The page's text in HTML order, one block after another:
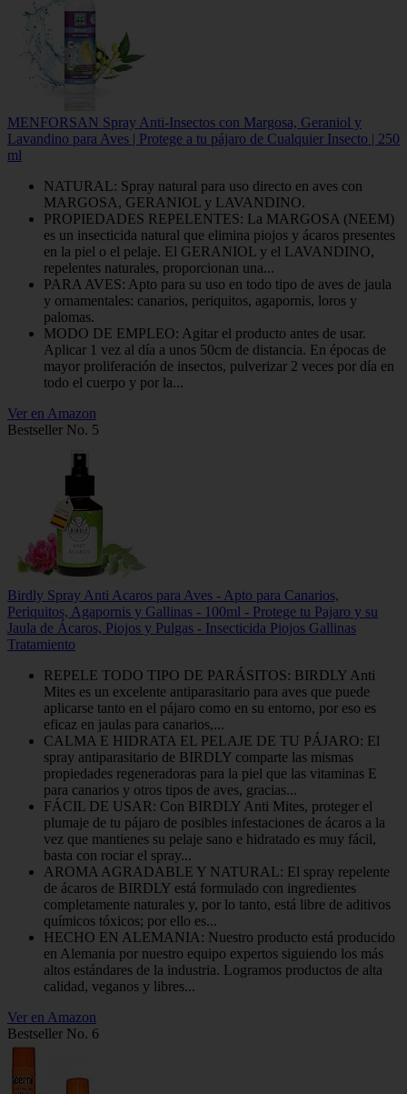
MENFORSAN Spray Anti-Insectos con Margosa, Geraniol y
Lavandino para Aves | Protege a tu pájaro de Cualquier Insecto | 250
ml
NATURAL: Spray natural para uso directo en aves con
MARGOSA, GERANIOL y LAVANDINO.
PROPIEDADES REPELENTES: La MARGOSA (NEEM)
es un insecticida natural que elimina piojos y ácaros presentes
en la piel o el pelaje. El GERANIOL y el LAVANDINO,
repelentes naturales, proporcionan una...
PARA AVES: Apto para su uso en todo tipo de aves de jaula
y ornamentales: canarios, periquitos, agapornis, loros y
palomas.
MODO DE EMPLEO: Agitar el producto antes de usar.
Aplicar 1 vez al día a unos 50cm de distancia. En épocas de
mayor proliferación de insectos, pulverizar 2 veces por día en
todo el cuerpo y por la...
Ver en Amazon
Bestseller No. 5
Birdly Spray Anti Acaros para Aves - Apto para Canarios,
Periquitos, Agapornis y Gallinas - 100ml - Protege tu Pajaro y su
Jaula de Ácaros, Piojos y Pulgas - Insecticida Piojos Gallinas
Tratamiento
REPELE TODO TIPO DE PARÁSITOS: BIRDLY Anti
Mites es un excelente antiparasitario para aves que puede
aplicarse tanto en el pájaro como en su entorno, por eso es
eficaz en jaulas para canarios,...
CALMA E HIDRATA EL PELAJE DE TU PÁJARO: El
spray antiparasitario de BIRDLY comparte las mismas
propiedades regeneradoras para la piel que las vitaminas E
para canarios y otros tipos de aves, gracias...
FÁCIL DE USAR: Con BIRDLY Anti Mites, proteger el
plumaje de tu pájaro de posibles infestaciones de ácaros a la
vez que mantienes su pelaje sano e hidratado es muy fácil,
basta con rociar el spray...
AROMA AGRADABLE Y NATURAL: El spray repelente
de ácaros de BIRDLY está formulado con ingredientes
completamente naturales y, por lo tanto, está libre de aditivos
químicos tóxicos; por ello es...
HECHO EN ALEMANIA: Nuestro producto está producido
en Alemania por nuestro equipo expertos siguiendo los más
altos estándares de la industria. Logramos productos de alta
calidad, veganos y libres...
Ver en Amazon
Bestseller No. 6